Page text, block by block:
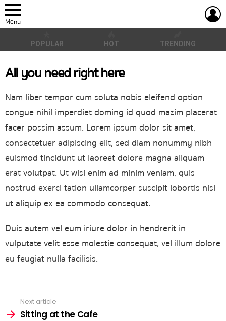
Menu
POPULAR HOT TRENDING
All you need right here
Nam liber tempor cum soluta nobis eleifend option
congue nihil imperdiet doming id quod mazim placerat
facer possim assum. Lorem ipsum dolor sit amet,
consectetuer adipiscing elit, sed diam nonummy nibh
euismod tincidunt ut laoreet dolore magna aliquam
erat volutpat. Ut wisi enim ad minim veniam, quis
nostrud exerci tation ullamcorper suscipit lobortis nisl
ut aliquip ex ea commodo consequat.
Duis autem vel eum iriure dolor in hendrerit in
vulputate velit esse molestie consequat, vel illum dolore
eu feugiat nulla facilisis.
moreNext article
Sitting at the Cafe